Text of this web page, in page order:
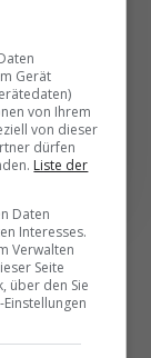
oder
Gerät
von Ihrem
von dieser
dürfen
Liste der
Daten
Interesses.
Verwalten
Seite
über den Sie